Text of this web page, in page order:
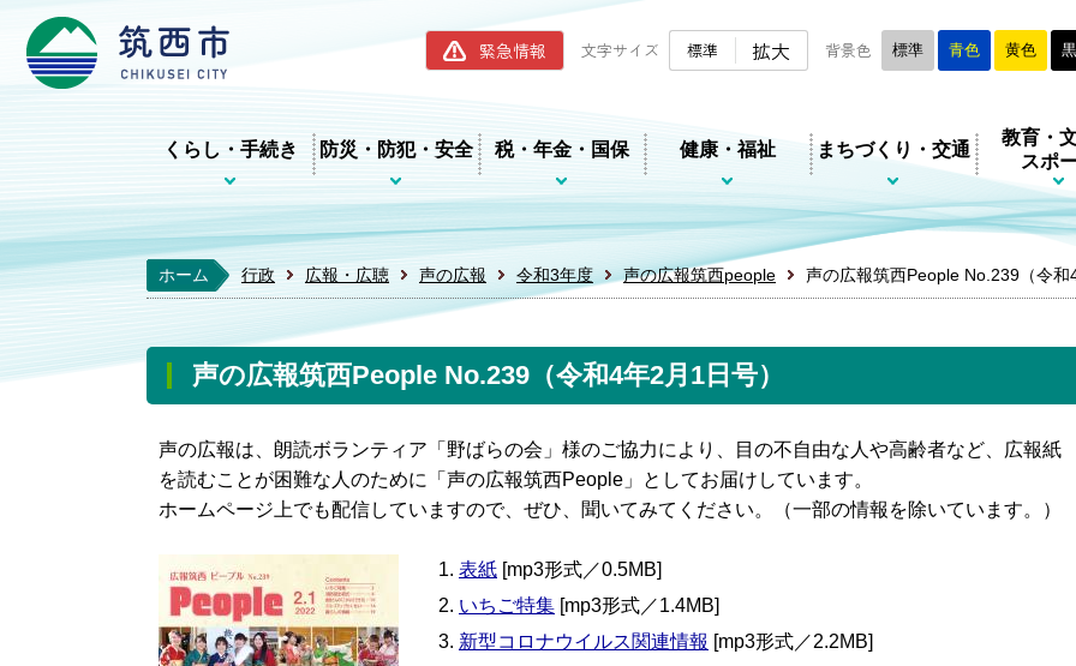
筑西市ホームページ
緊急情報 文字サイズ 標準 拡大 背景色 標準 青色 黄色
くらし・手続き 防災・防犯・安全 税・年金・国保 健康・福祉 まちづくり・交通
教育・
スポ
ホーム 行政 広報・広聴 声の広報 令和3年度 声の広報筑西people 声の広報筑西People No.239（令和
声の広報筑西People No.239（令和4年2月1日号）
声の広報は、朗読ボランティア「野ばらの会」様のご協力により、目の不自由な人や高齢者など、広報紙
を読むことが困難な人のために「声の広報筑西People」としてお届けしています。
ホームページ上でも配信していますので、ぜひ、聞いてみてください。（一部の情報を除いています。）
表紙 [mp3形式／0.5MB]
いちご特集 [mp3形式／1.4MB]
新型コロナウイルス関連情報 [mp3形式／2.2MB]